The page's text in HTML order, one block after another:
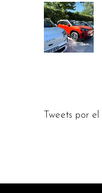
Tweets por